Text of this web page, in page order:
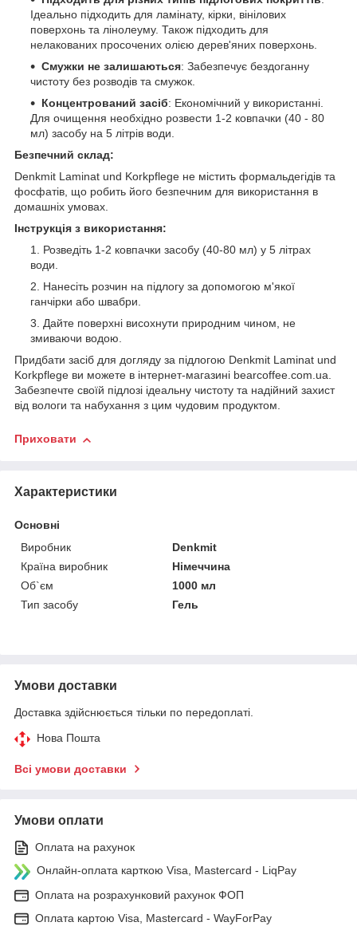
Ідеально підходить для ламінату, кірки, вінілових
поверхонь та лінолеуму. Також підходить для
нелакованих просочених олією дерев'яних поверхонь.
Смужки не залишаються: Забезпечує бездоганну
чистоту без розводів та смужок.
Концентрований засіб: Економічний у використанні.
Для очищення необхідно розвести 1-2 ковпачки (40 - 80
мл) засобу на 5 літрів води.
Безпечний склад:
Denkmit Laminat und Korkpflege не містить формальдегідів та
фосфатів, що робить його безпечним для використання в
домашніх умовах.
Інструкція з використання:
Розведіть 1-2 ковпачки засобу (40-80 мл) у 5 літрах
води.
Нанесіть розчин на підлогу за допомогою м'якої
ганчірки або швабри.
Дайте поверхні висохнути природним чином, не
змиваючи водою.
Придбати засіб для догляду за підлогою Denkmit Laminat und
Korkpflege ви можете в інтернет-магазині bearcoffee.com.ua.
Забезпечте своїй підлозі ідеальну чистоту та надійний захист
від вологи та набухання з цим чудовим продуктом.
Приховати
Характеристики
Основні
Виробник
Denkmit
Країна виробник
Німеччина
Об`єм
1000 мл
Тип засобу
Гель
Умови доставки
Доставка здійснюється тільки по передоплаті.
Нова Пошта
Всі умови доставки
Умови оплати
Оплата на рахунок
Онлайн-оплата карткою Visa, Mastercard - LiqPay
Оплата на розрахунковий рахунок ФОП
Оплата картою Visa, Mastercard - WayForPay